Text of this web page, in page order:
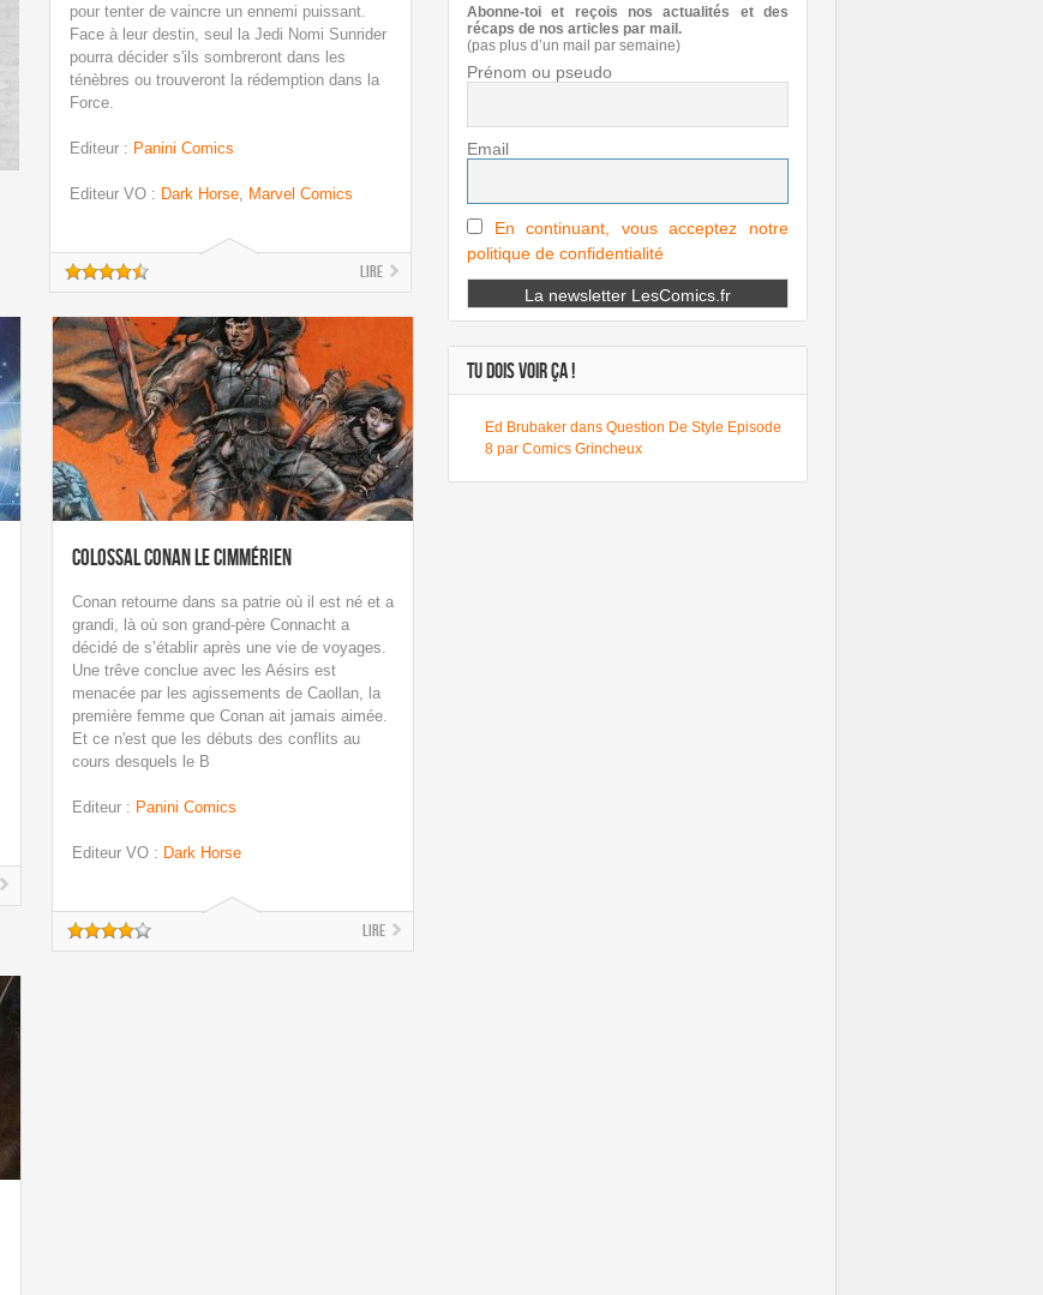
pour tenter de vaincre un ennemi puissant.
Face à leur destin, seul la Jedi Nomi Sunrider
pourra décider s'ils sombreront dans les
ténèbres ou trouveront la rédemption dans la
Force.
Editeur : Panini Comics
Editeur VO : Dark Horse Marvel Comics
Lire
Colossal Conan Le cimmérien
Conan retourne dans sa patrie où il est né et a
grandi, là où son grand-père Connacht a
décidé de s’établir après une vie de voyages.
Une trêve conclue avec les Aésirs est
menacée par les agissements de Caollan, la
première femme que Conan ait jamais aimée.
Et ce n'est que les débuts des conflits au
cours desquels le B
Editeur : Panini Comics
Editeur VO : Dark Horse
Lire
Abonne-toi et reçois nos actualités et des
récaps de nos articles par mail.
(pas plus d’un mail par semaine)
Prénom ou pseudo
Email
En continuant, vous acceptez notre
politique de confidentialité
TU DOIS VOIR ÇA !
Ed Brubaker dans Question De Style Episode
8 par Comics Grincheux